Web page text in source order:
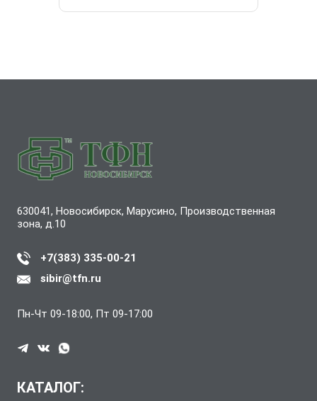
630041, Новосибирск, Марусино, Производственная
зона, д.10
+7(383) 335-00-21
sibir@tfn.ru
Пн-Чт 09-18:00, Пт 09-17:00
КАТАЛОГ: